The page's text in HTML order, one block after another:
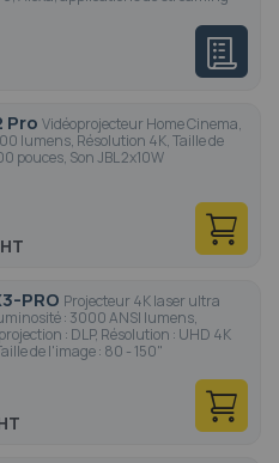
Pro Vidéoprojecteur Home Cinema,
lumens, Résolution 4K, Taille de
pouces, Son JBL 2x10W
PRO Projecteur 4K laser ultra
: 3000 ANSI lumens,
: DLP, Résolution : UHD 4K
de l'image : 80 - 150"